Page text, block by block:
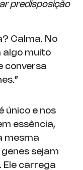
predisposição
Calma. No
algo muito
conversa
único e nos
essência,
mesma
sejam
Ele carrega